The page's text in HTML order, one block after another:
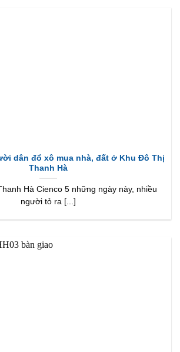
dân đổ xô mua nhà, đất ở Khu Đô Thị
Thanh Hà
Hà Cienco 5 những ngày này, nhiều
người tỏ ra [...]